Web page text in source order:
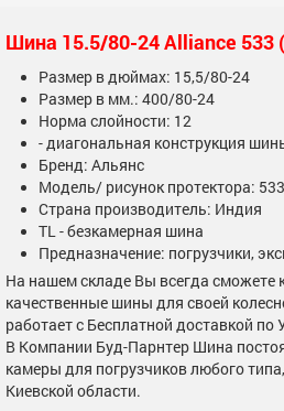
Шина 15.5/80-24 Alliance 533
Размер в дюймах: 15,5/80-24
Размер в мм.: 400/80-24
Норма слойности: 12
- диагональная конструкция
Бренд: Альянс
Модель/ рисунок протектора: 533
Страна производитель: Индия
TL - безкамерная шина
Предназначение: погрузчики,
На нашем складе Вы всегда сможете
качественные шины для своей
работает с Бесплатной доставкой по
В Компании Буд-Парнтер Шина
камеры для погрузчиков любого
Киевской области.